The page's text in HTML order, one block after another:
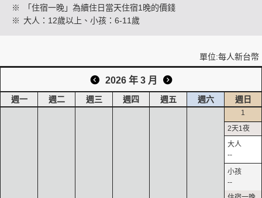
※
「住宿一晚」為續住日當天住宿1晚的價錢
※ 大人：12歲以上、小孩：6-11歲
單位:每人新台幣
2026 年 3 月
週一 週二 週三 週四 週五 週六 週日
1
--
--